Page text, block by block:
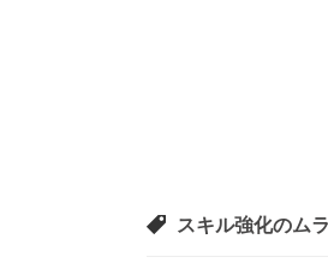
スキル強化のム